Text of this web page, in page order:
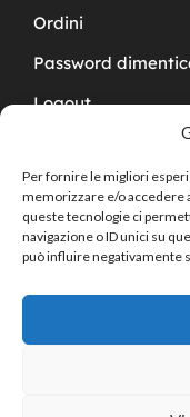
Per fornire le migliori
memorizzare e/o accedere
queste tecnologie ci
navigazione o ID unici su
può influire negativamente
Ordini
Password
Logout
Copyright